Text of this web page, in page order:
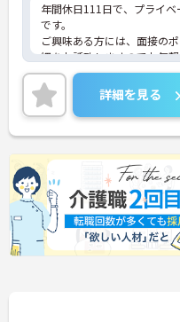
年間休日111日で、プライ
です。
ご興味ある方には、面接の
細をお話致しますのでお気
詳細を見る